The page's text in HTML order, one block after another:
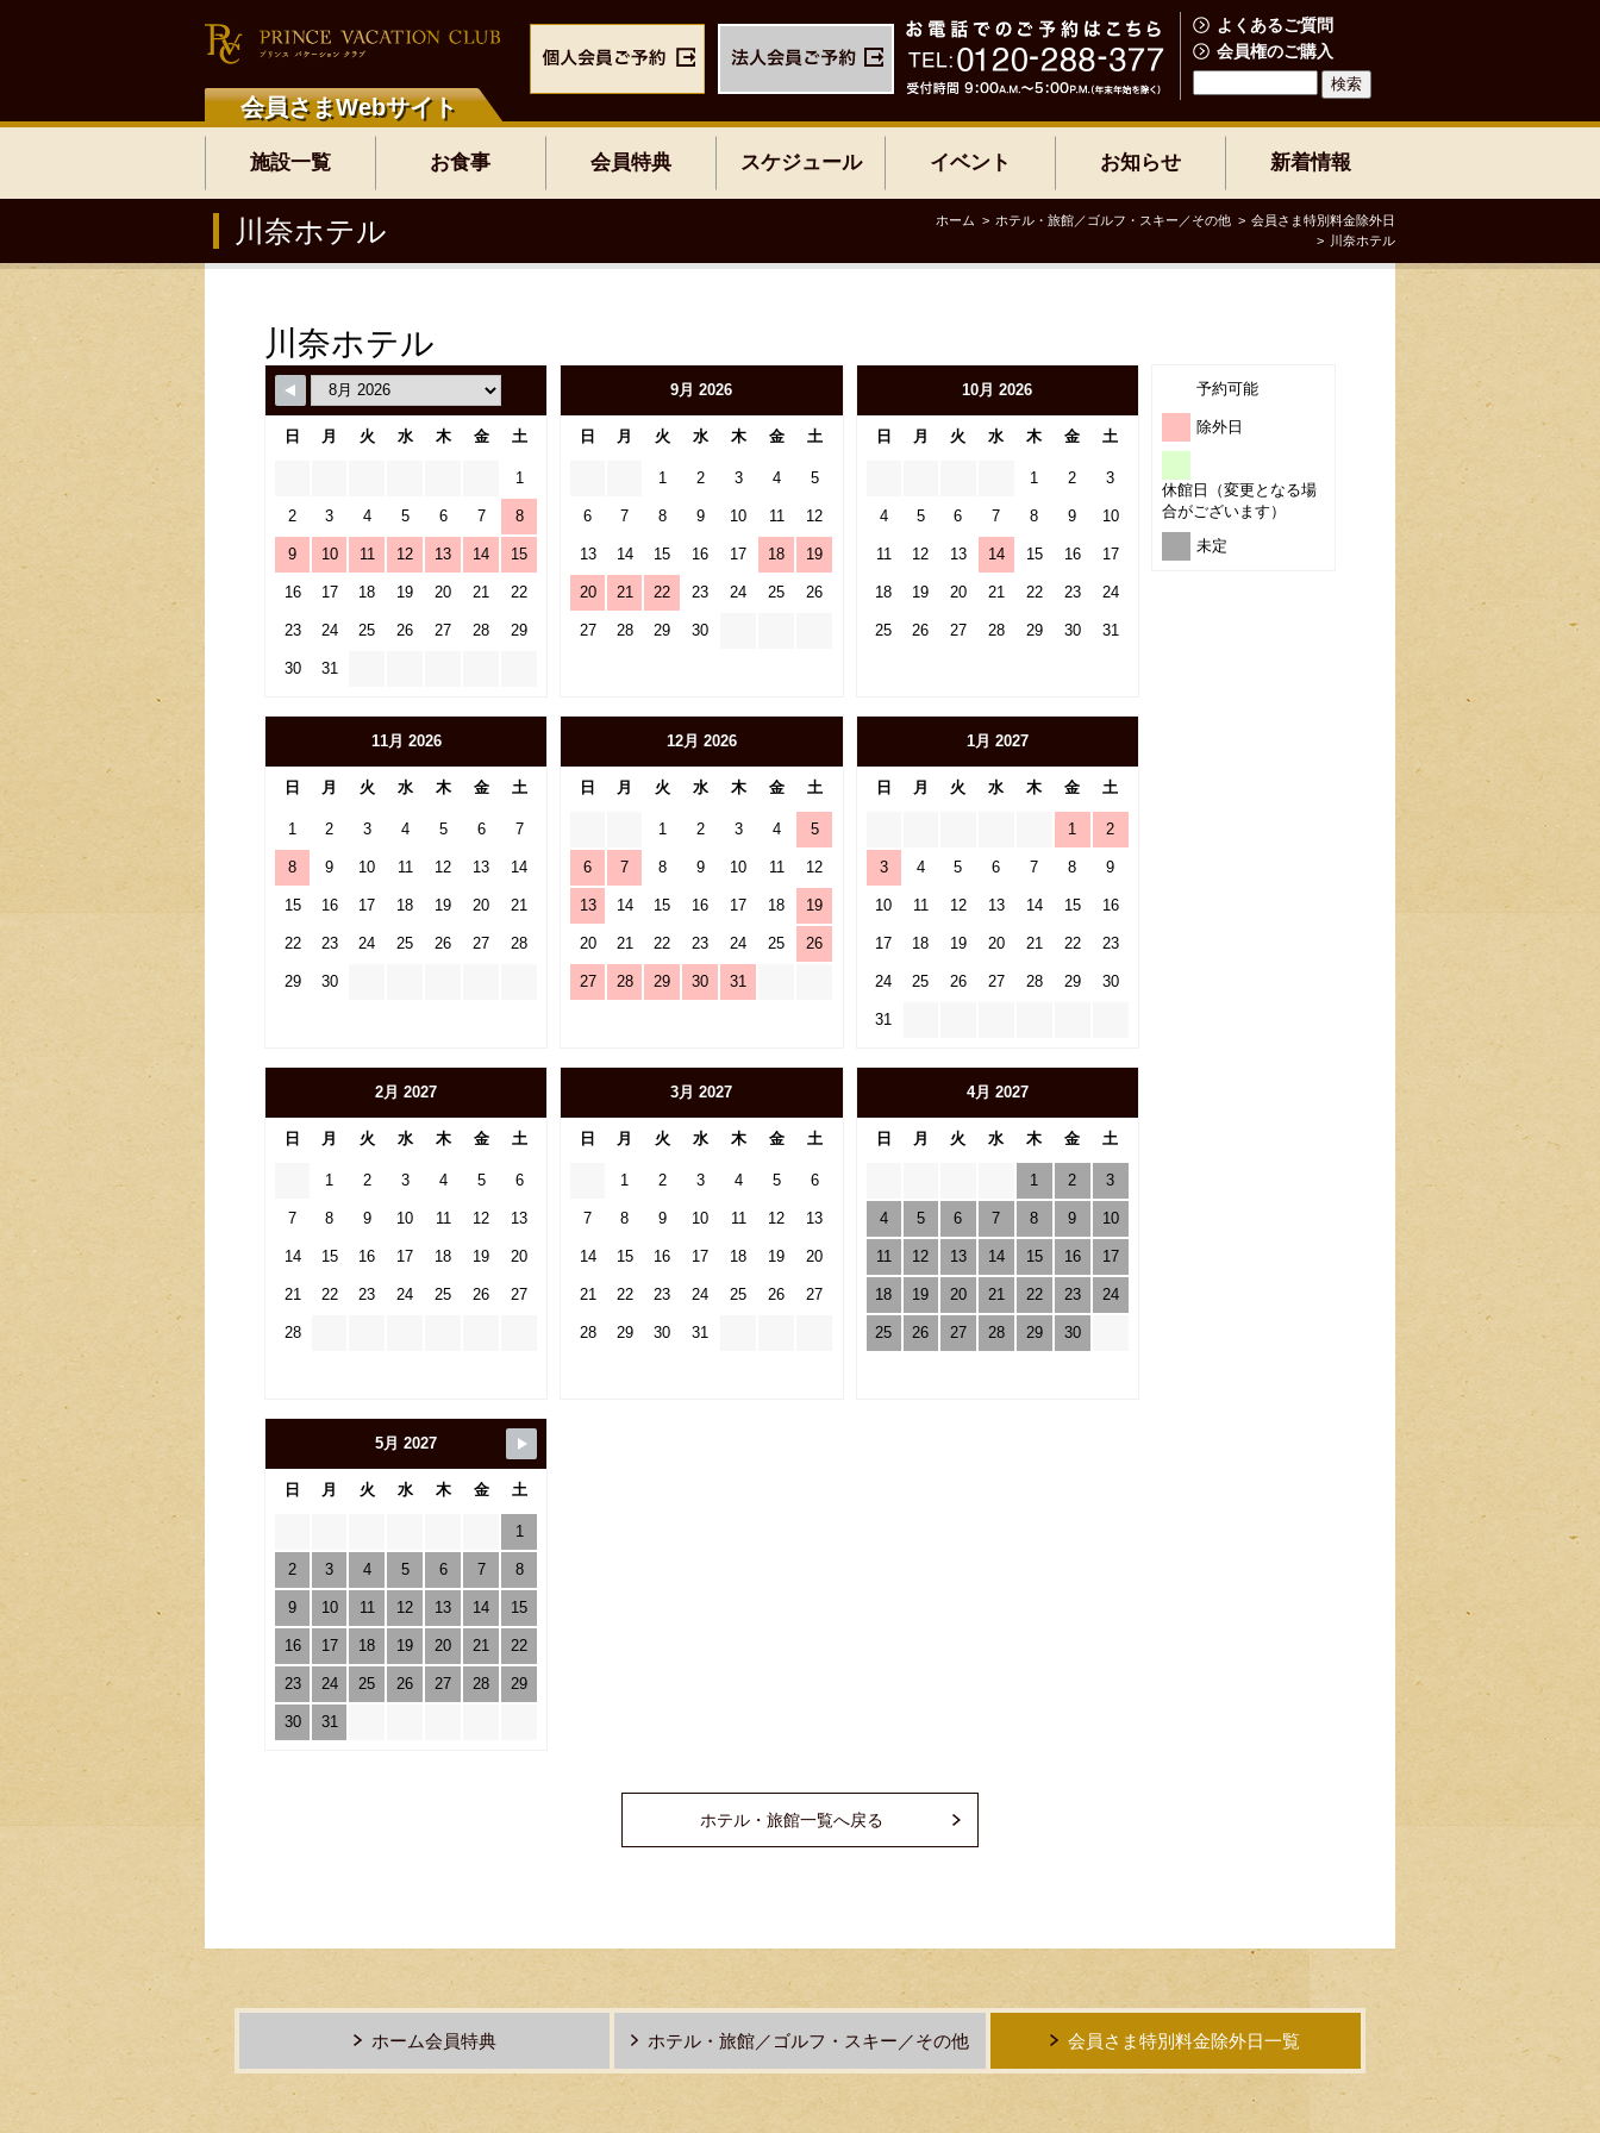
よくあるご質問
会員権のご購入
会員さまWebサイト
施設一覧 お食事 会員特典 スケジュール イベント お知らせ 新着情報
川奈ホテル ホーム ホテル・旅館／ゴルフ・スキー／その他
会員さま特別料金除外日
川奈ホテル
川奈ホテル
予約可能
除外日
休館日（変更となる場
合がございます）
未定
日 月 火 水 木 金 土
1
2 3 4 5 6 7 8
9 10 11 12 13 14 15
16 17 18 19 20 21 22
23 24 25 26 27 28 29
30 31
9月 2026
日 月 火 水 木 金 土
1 2 3 4 5
6 7 8 9 10 11 12
13 14 15 16 17 18 19
20 21 22 23 24 25 26
27 28 29 30
10月 2026
日 月 火 水 木 金 土
1 2 3
4 5 6 7 8 9 10
11 12 13 14 15 16 17
18 19 20 21 22 23 24
25 26 27 28 29 30 31
11月 2026
日 月 火 水 木 金 土
1 2 3 4 5 6 7
8 9 10 11 12 13 14
15 16 17 18 19 20 21
22 23 24 25 26 27 28
29 30
12月 2026
日 月 火 水 木 金 土
1 2 3 4 5
6 7 8 9 10 11 12
13 14 15 16 17 18 19
20 21 22 23 24 25 26
27 28 29 30 31
1月 2027
日 月 火 水 木 金 土
1 2
3 4 5 6 7 8 9
10 11 12 13 14 15 16
17 18 19 20 21 22 23
24 25 26 27 28 29 30
31
2月 2027
日 月 火 水 木 金 土
1 2 3 4 5 6
7 8 9 10 11 12 13
14 15 16 17 18 19 20
21 22 23 24 25 26 27
28
3月 2027
日 月 火 水 木 金 土
1 2 3 4 5 6
7 8 9 10 11 12 13
14 15 16 17 18 19 20
21 22 23 24 25 26 27
28 29 30 31
4月 2027
日 月 火 水 木 金 土
1 2 3
4 5 6 7 8 9 10
11 12 13 14 15 16 17
18 19 20 21 22 23 24
25 26 27 28 29 30
5月 2027
日 月 火 水 木 金 土
1
2 3 4 5 6 7 8
9 10 11 12 13 14 15
16 17 18 19 20 21 22
23 24 25 26 27 28 29
30 31
ホテル・旅館一覧へ戻る
ホーム会員特典 ホテル・旅館／ゴルフ・スキー／その他 会員さま特別料金除外日一覧